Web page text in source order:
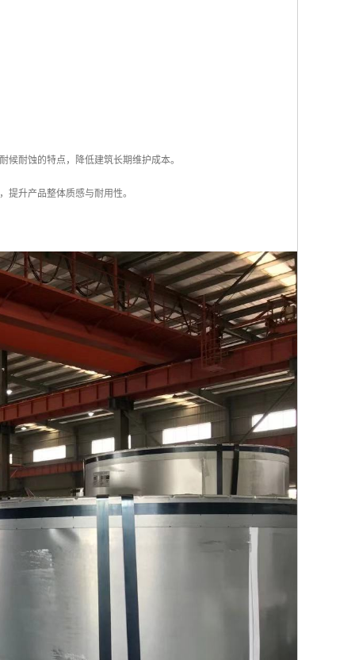
耐蚀的特点，降低建筑长期维护成本。
升产品整体质感与耐用性。